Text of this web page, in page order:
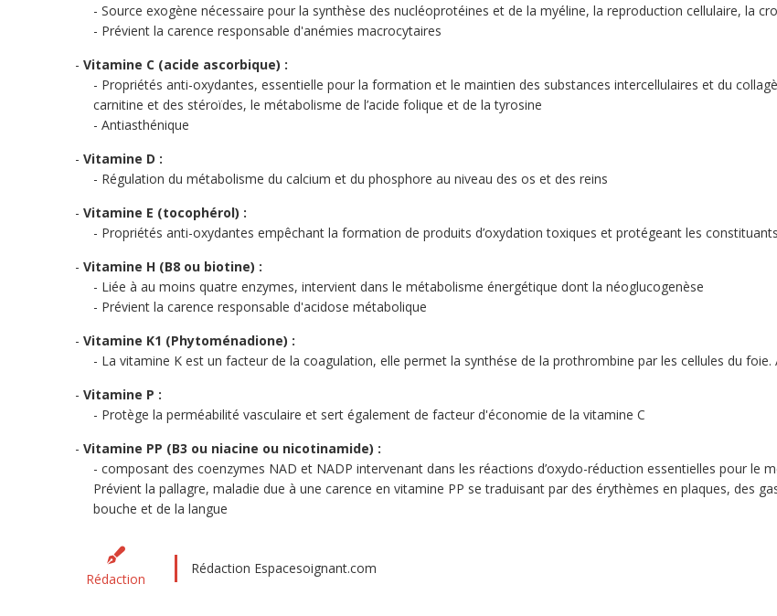
Source exogène nécessaire pour la synthèse des nucléoprotéines et de la myéline, la reproduction cellulaire, la
Prévient la carence responsable d'anémies macrocytaires
Vitamine C (acide ascorbique) :
Propriétés anti-oxydantes, essentielle pour la formation et le maintien des substances intercellulaires et du
carnitine et des stéroïdes, le métabolisme de l’acide folique et de la tyrosine
Antiasthénique
Vitamine D :
Régulation du métabolisme du calcium et du phosphore au niveau des os et des reins
Vitamine E (tocophérol) :
Propriétés anti-oxydantes empêchant la formation de produits d’oxydation toxiques et protégeant les
Vitamine H (B8 ou biotine) :
Liée à au moins quatre enzymes, intervient dans le métabolisme énergétique dont la néoglucogenèse
Prévient la carence responsable d'acidose métabolique
Vitamine K1 (Phytoménadione) :
La vitamine K est un facteur de la coagulation, elle permet la synthése de la prothrombine par les cellules du foie.
Vitamine P :
Protège la perméabilité vasculaire et sert également de facteur d'économie de la vitamine C
Vitamine PP (B3 ou niacine ou nicotinamide) :
composant des coenzymes NAD et NADP intervenant dans les réactions d’oxydo-réduction essentielles pour le
Prévient la pallagre, maladie due à une carence en vitamine PP se traduisant par des érythèmes en plaques, des
bouche et de la langue
Rédaction
Rédaction Espacesoignant.com